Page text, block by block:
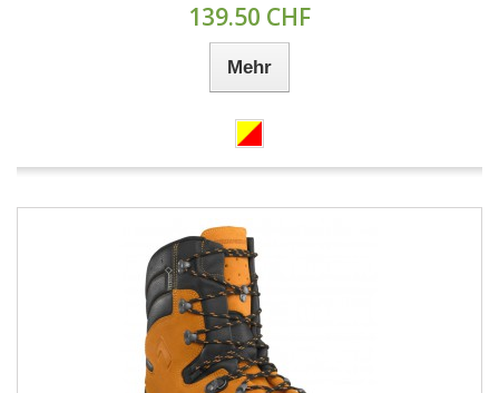
139.50 CHF
Mehr